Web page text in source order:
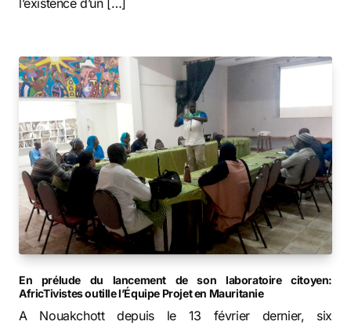
l’existence d’un […]
En prélude du lancement de son laboratoire citoyen:
AfricTivistes outille l’Équipe Projet en Mauritanie
A Nouakchott depuis le 13 février dernier, six